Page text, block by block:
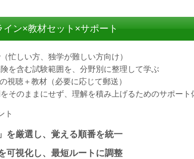
ン×教材セット×サポート
忙しい方、独学が難しい方向け）
を含む試験範囲を、分野別に整理して学ぶ
視聴＋教材（必要に応じて郵送）
そのままにせず、理解を積み上げるためのサポート
ト
を厳選し、覚える順番を統一
可視化し、最短ルートに調整